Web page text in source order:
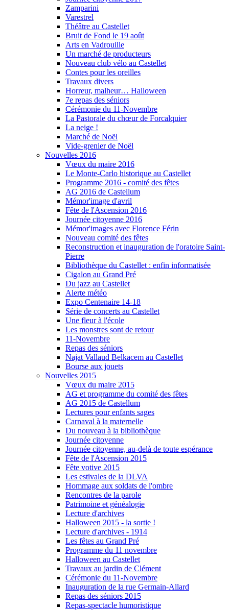
Zamparini
Varestrel
Théâtre au Castellet
Bruit de Fond le 19 août
Arts en Vadrouille
Un marché de producteurs
Nouveau club vélo au Castellet
Contes pour les oreilles
Travaux divers
Horreur, malheur… Halloween
7e repas des séniors
Cérémonie du 11-Novembre
La Pastorale du chœur de Forcalquier
La neige !
Marché de Noël
Vide-grenier de Noël
Nouvelles 2016
Vœux du maire 2016
Le Monte-Carlo historique au Castellet
Programme 2016 - comité des fêtes
AG 2016 de Castellum
Mémor'image d'avril
Fête de l'Ascension 2016
Journée citoyenne 2016
Mémor'images avec Florence Férin
Nouveau comité des fêtes
Reconstruction et inauguration de l'oratoire Saint-
Pierre
Bibliothèque du Castellet : enfin informatisée
Cigalon au Grand Pré
Du jazz au Castellet
Alerte météo
Expo Centenaire 14-18
Série de concerts au Castellet
Une fleur à l'école
Les monstres sont de retour
11-Novembre
Repas des séniors
Najat Vallaud Belkacem au Castellet
Bourse aux jouets
Nouvelles 2015
Vœux du maire 2015
AG et programme du comité des fêtes
AG 2015 de Castellum
Lectures pour enfants sages
Carnaval à la maternelle
Du nouveau à la bibliothèque
Journée citoyenne
Journée citoyenne, au-delà de toute espérance
Fête de l'Ascension 2015
Fête votive 2015
Les estivales de la DLVA
Hommage aux soldats de l'ombre
Rencontres de la parole
Patrimoine et généalogie
Lecture d'archives
Halloween 2015 - la sortie !
Lecture d'archives - 1914
Les fêtes au Grand Pré
Programme du 11 novembre
Halloween au Castellet
Travaux au jardin de Clément
Cérémonie du 11-Novembre
Inauguration de la rue Germain-Allard
Repas des séniors 2015
Repas-spectacle humoristique